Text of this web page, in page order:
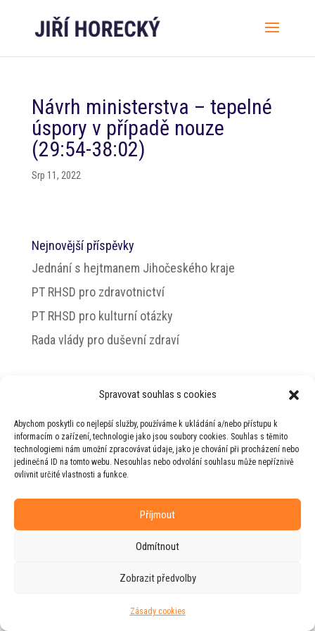
Spravovat souhlas s cookies
Abychom poskytli co nejlepší služby, používáme k ukládání a/nebo přístupu k
informacím o zařízení, technologie jako jsou soubory cookies. Souhlas s těmito
technologiemi nám umožní zpracovávat údaje, jako je chování při procházení nebo
jedinečná ID na tomto webu. Nesouhlas nebo odvolání souhlasu může nepříznivě
ovlivnit určité vlastnosti a funkce.
Příjmout
Odmítnout
Zobrazit předvolby
Zásady cookies
Návrh ministerstva – tepelné
úspory v případě nouze
(29:54-38:02)
Srp 11, 2022
Nejnovější příspěvky
Jednání s hejtmanem Jihočeského kraje
PT RHSD pro zdravotnictví
PT RHSD pro kulturní otázky
Rada vlády pro duševní zdraví
Horeckého
Web vytvořila firmaRUDIve spolupráci s
agenturou